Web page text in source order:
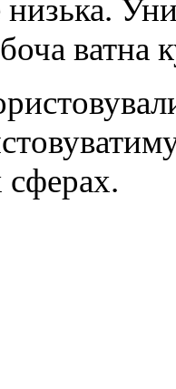
низька.
ватна